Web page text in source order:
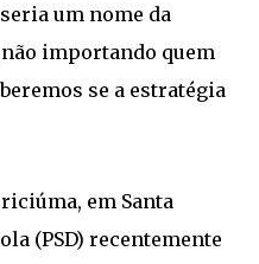
um nome da
importando quem
se a estratégia
em Santa
(PSD) recentemente